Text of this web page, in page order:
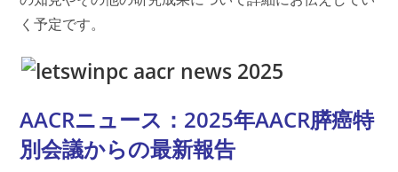
く予定です。
AACRニュース：2025年AACR膵癌特
別会議からの最新報告